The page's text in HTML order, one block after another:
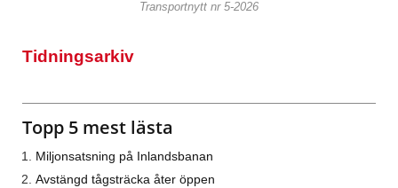
Transportnytt nr 5-2026
Tidningsarkiv
Topp 5 mest lästa
Miljonsatsning på Inlandsbanan
Avstängd tågsträcka åter öppen